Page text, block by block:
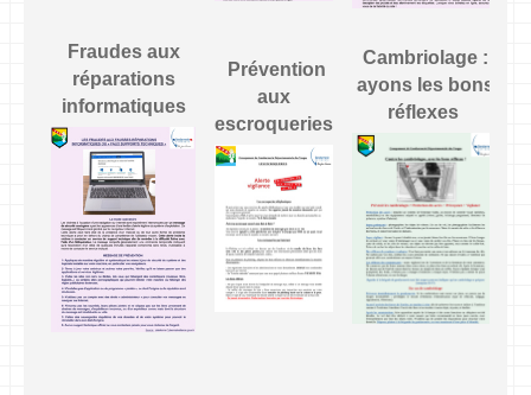
Fraudes aux
réparations
informatiques
Prévention
aux
escroqueries
Cambriolage :
ayons les bons
réflexes